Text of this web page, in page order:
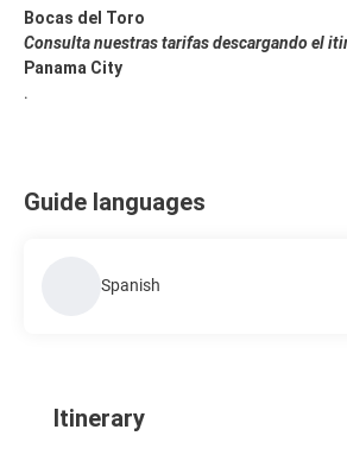
Bocas del Toro
Consulta nuestras tarifas descargando el
Panama City
.
Guide languages
Spanish
Itinerary